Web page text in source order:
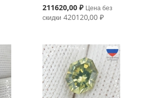
Special
211620,00 ₽ Цена без
скидки 420120,00 ₽